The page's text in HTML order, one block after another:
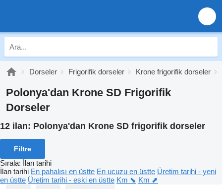
Dorseler Frigorifik dorseler Krone frigorifik dorseler
Polonya'dan Krone SD Frigorifik
Dorseler
12 ilan: Polonya'dan Krone SD frigorifik dorseler
Filtre
Sırala: İlan tarihi
İlan tarihi En pahalısı en üstte En ucuzu en üstte Üretim tarihi - yeni
en üstte Üretim tarihi - eski en üstte Km ⬊ Km ⬈